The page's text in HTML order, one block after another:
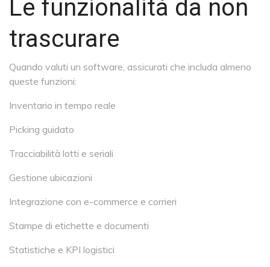
Le funzionalità da non
trascurare
Quando valuti un software, assicurati che includa almeno
queste funzioni:
Inventario in tempo reale
Picking guidato
Tracciabilità lotti e seriali
Gestione ubicazioni
Integrazione con e-commerce e corrieri
Stampe di etichette e documenti
Statistiche e KPI logistici